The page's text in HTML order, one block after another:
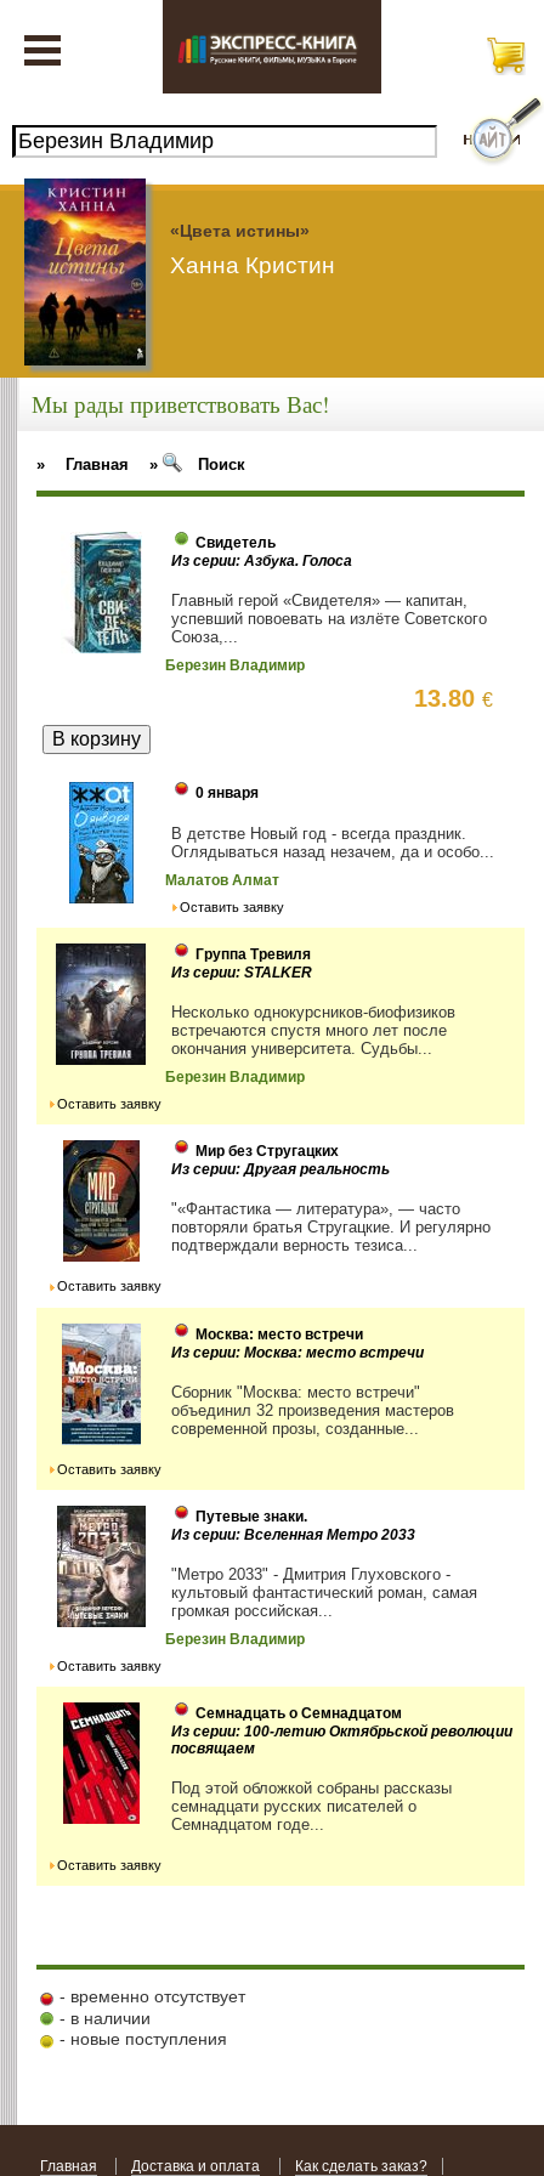
«Цвета истины»
Ханна Кристин
Мы рады приветствовать Вас!
» Главная » Поиск
Свидетель
Из серии: Азбука. Голоса
Главный герой «Свидетеля» — капитан,
успевший повоевать на излёте Советского
Союза,...
Березин Владимир
13.80€
0 января
В детстве Новый год - всегда праздник.
Оглядываться назад незачем, да и особо...
Малатов Алмат
Оставить заявку
Группа Тревиля
Из серии: STALKER
Несколько однокурсников-биофизиков
встречаются спустя много лет после
окончания университета. Судьбы...
Березин Владимир
Оставить заявку
Мир без Стругацких
Из серии: Другая реальность
"«Фантастика — литература», — часто
повторяли братья Стругацкие. И регулярно
подтверждали верность тезиса...
Оставить заявку
Москва: место встречи
Из серии: Москва: место встречи
Сборник "Москва: место встречи"
объединил 32 произведения мастеров
современной прозы, созданные...
Оставить заявку
Путевые знаки.
Из серии: Вселенная Метро 2033
"Метро 2033" - Дмитрия Глуховского -
культовый фантастический роман, самая
громкая российская...
Березин Владимир
Оставить заявку
Семнадцать о Семнадцатом
Из серии: 100-летию Октябрьской революции
посвящаем
Под этой обложкой собраны рассказы
семнадцати русских писателей о
Семнадцатом годе...
Оставить заявку
- временно отсутствует
- в наличии
- новые поступления
Главная Доставка и оплата Как сделать заказ?